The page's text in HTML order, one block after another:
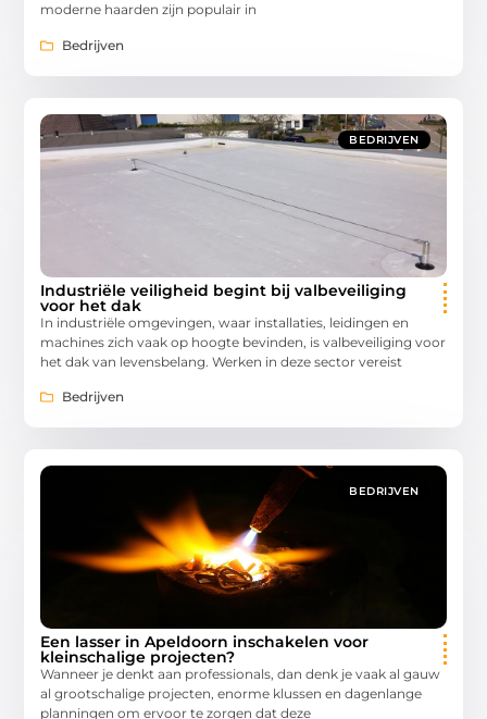
moderne haarden zijn populair in
Bedrijven
BEDRIJVEN
Industriële veiligheid begint bij valbeveiliging
voor het dak
In industriële omgevingen, waar installaties, leidingen en
machines zich vaak op hoogte bevinden, is valbeveiliging voor
het dak van levensbelang. Werken in deze sector vereist
Bedrijven
BEDRIJVEN
Een lasser in Apeldoorn inschakelen voor
kleinschalige projecten?
Wanneer je denkt aan professionals, dan denk je vaak al gauw
al grootschalige projecten, enorme klussen en dagenlange
planningen om ervoor te zorgen dat deze